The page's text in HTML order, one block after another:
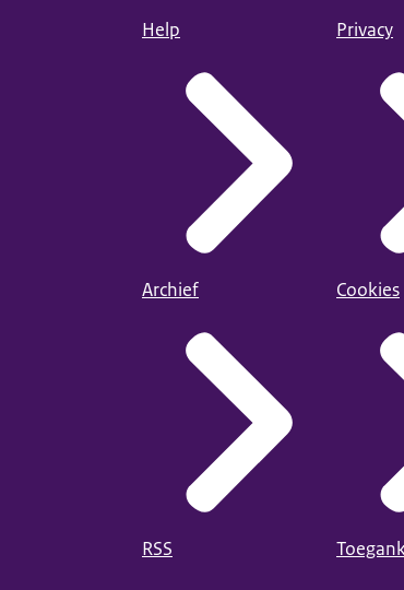
Help
Archief
RSS
Privacy
Cookies